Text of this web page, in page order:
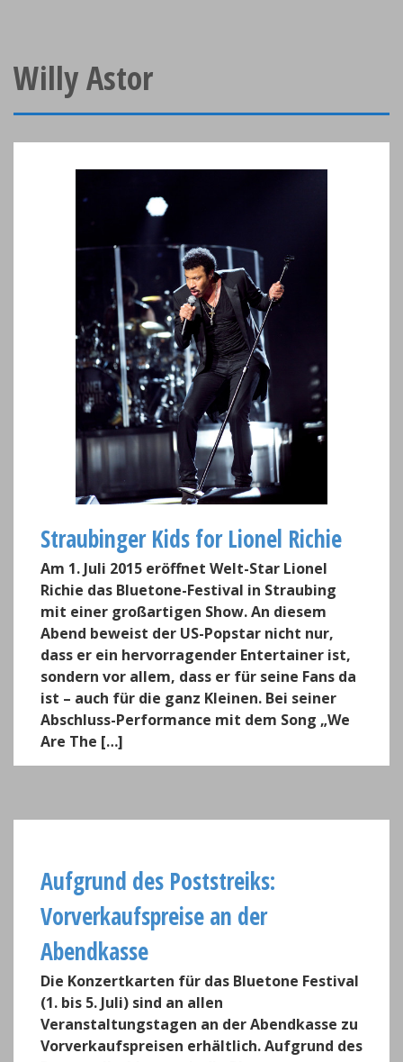
Willy Astor
Straubinger Kids for Lionel Richie
Am 1. Juli 2015 eröffnet Welt-Star Lionel
Richie das Bluetone-Festival in Straubing
mit einer großartigen Show. An diesem
Abend beweist der US-Popstar nicht nur,
dass er ein hervorragender Entertainer ist,
sondern vor allem, dass er für seine Fans da
ist – auch für die ganz Kleinen. Bei seiner
Abschluss-Performance mit dem Song „We
Are The […]
Aufgrund des Poststreiks:
Vorverkaufspreise an der
Abendkasse
Die Konzertkarten für das Bluetone Festival
(1. bis 5. Juli) sind an allen
Veranstaltungstagen an der Abendkasse zu
Vorverkaufspreisen erhältlich. Aufgrund des